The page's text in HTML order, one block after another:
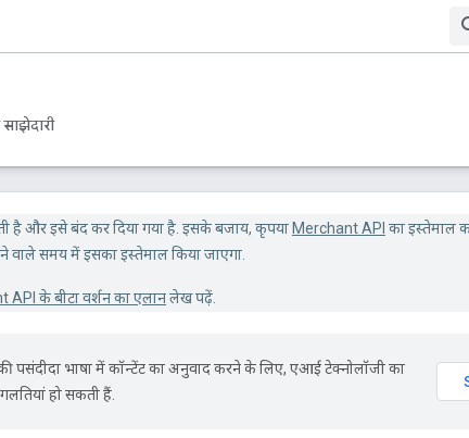
है और इसे बंद कर दिया गया है. इसके बजाय, कृपया Merchant API का इस्तेमाल
समय में इसका इस्तेमाल किया जाएगा.
API के बीटा वर्शन का एलानलेख पढ़ें.
पसंदीदा भाषा में कॉन्टेंट का अनुवाद करने के लिए, एआई टेक्नोलॉजी का
हो सकती हैं.